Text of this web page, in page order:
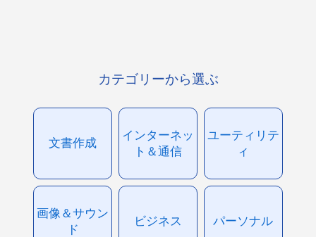
カテゴリーから選ぶ
文書作成
インターネッ
ト＆通信
ユーティリテ
ィ
画像＆サウン
ド
ビジネス パーソナル